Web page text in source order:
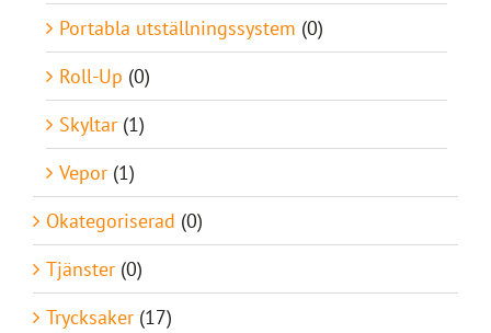
Portabla utställningssystem (0)
Roll-Up (0)
Skyltar (1)
Vepor (1)
Okategoriserad (0)
Tjänster (0)
Trycksaker (17)